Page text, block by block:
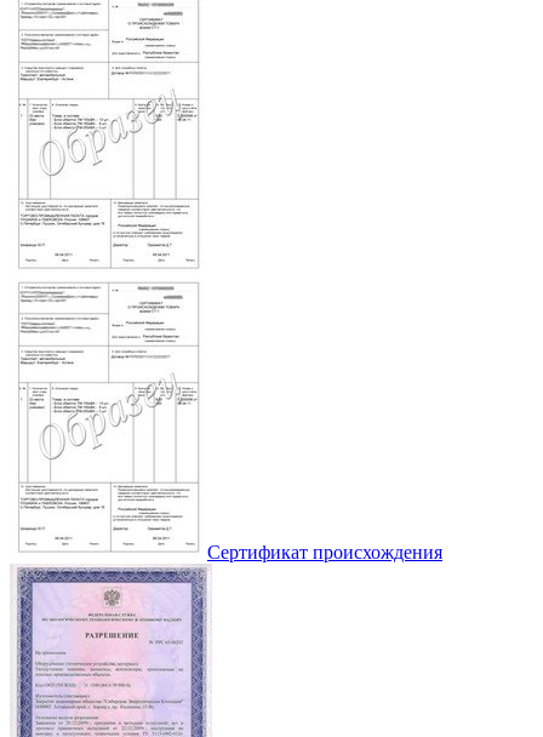
Сертификат происхождения